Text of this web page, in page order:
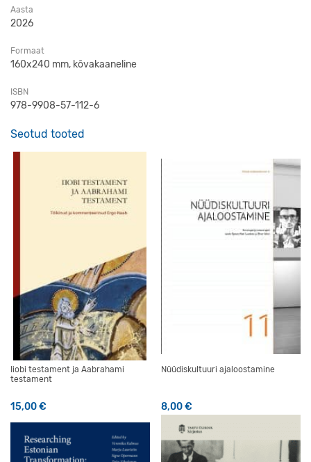
Aasta
2026
Formaat
160x240 mm, kõvakaaneline
ISBN
978-9908-57-112-6
Seotud tooted
Iiobi testament ja Aabrahami
testament
15,00€
Nüüdiskultuuri ajaloostamine
8,00€